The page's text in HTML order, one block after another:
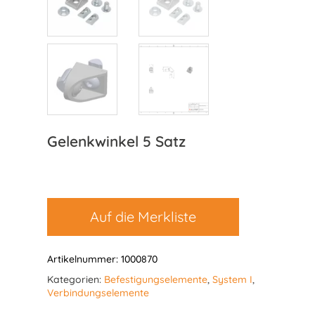
Gelenkwinkel 5 Satz
Auf die Merkliste
Artikelnummer: 1000870
Kategorien: Befestigungselemente, System I,
Verbindungselemente